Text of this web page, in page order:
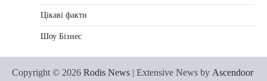
Цікаві факти
Шоу Бізнес
Copyright © 2026 Rodis News | Extensive News by Ascendoor